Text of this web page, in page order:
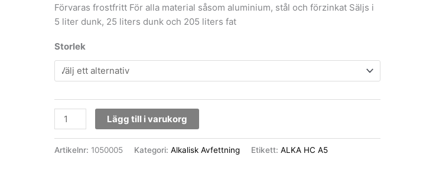
Förvaras frostfritt För alla material såsom aluminium, stål och förzinkat Säljs i
5 liter dunk, 25 liters dunk och 205 liters fat
Storlek
Lägg till i varukorg
Artikelnr: 1050005 Kategori: Alkalisk Avfettning Etikett: ALKA HC A5